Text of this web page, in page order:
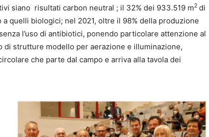
siano risultati carbon neutral ; il 32% dei 933.519 m2 di
quelli biologici; nel 2021, oltre il 98% della produzione
l’uso di antibiotici, ponendo particolare attenzione al
di strutture modello per aerazione e illuminazione,
che parte dal campo e arriva alla tavola dei